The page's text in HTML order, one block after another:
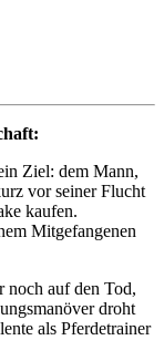
Ziel: dem Mann,
vor seiner Flucht
kaufen.
Mitgefangenen
noch auf den Tod,
droht
als Pferdetrainer